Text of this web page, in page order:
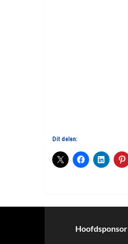
Dit delen:
Hoofdsponsor